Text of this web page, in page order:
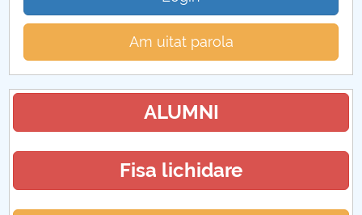
Am uitat parola
ALUMNI
Fisa lichidare